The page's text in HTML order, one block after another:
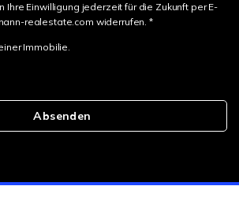
Ihre Einwilligung jederzeit für die Zukunft per E-
realestate.com widerrufen. *
Immobilie.
Absenden